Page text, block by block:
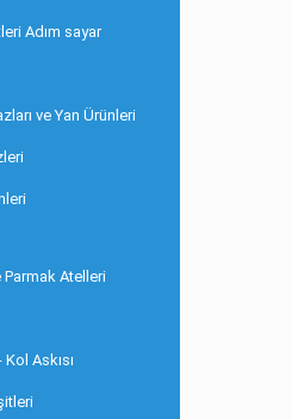
Adım sayar
ve Yan Ürünleri
Parmak Atelleri
Askısı